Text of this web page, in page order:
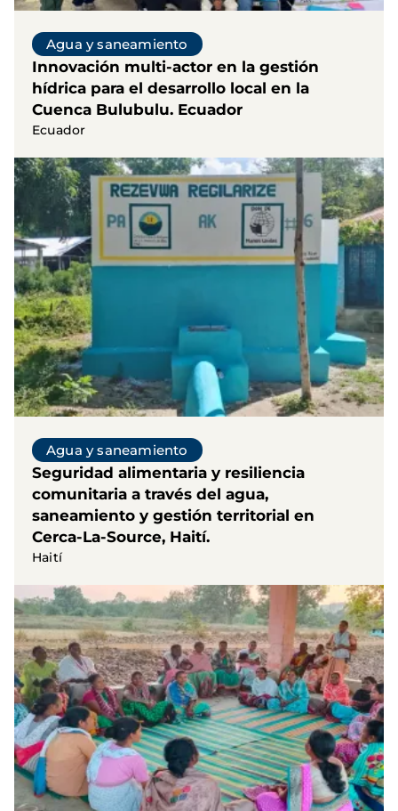
Agua y saneamiento
Innovación multi-actor en la gestión
hídrica para el desarrollo local en la
Cuenca Bulubulu. Ecuador
Ecuador
Agua y saneamiento
Seguridad alimentaria y resiliencia
comunitaria a través del agua,
saneamiento y gestión territorial en
Cerca-La-Source, Haití.
Haití